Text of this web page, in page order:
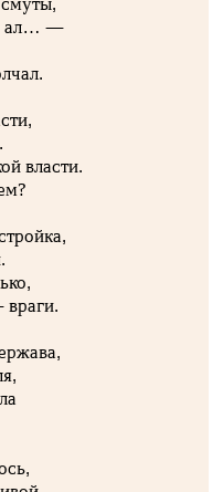
ал… —
власти.
враги.